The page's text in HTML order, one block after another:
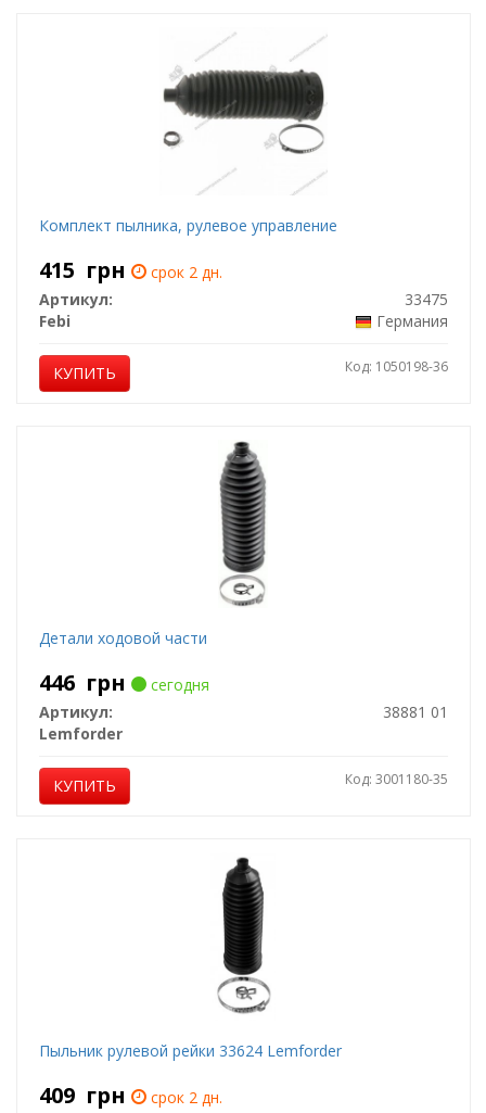
Комплект пылника, рулевое управление
415 грн
срок 2 дн.
Артикул:
33475
Febi
Германия
КУПИТЬ Код: 1050198-36
Детали ходовой части
446 грн
сегодня
Артикул:
38881 01
Lemforder
КУПИТЬ Код: 3001180-35
Пыльник рулевой рейки 33624 Lemforder
409 грн
срок 2 дн.